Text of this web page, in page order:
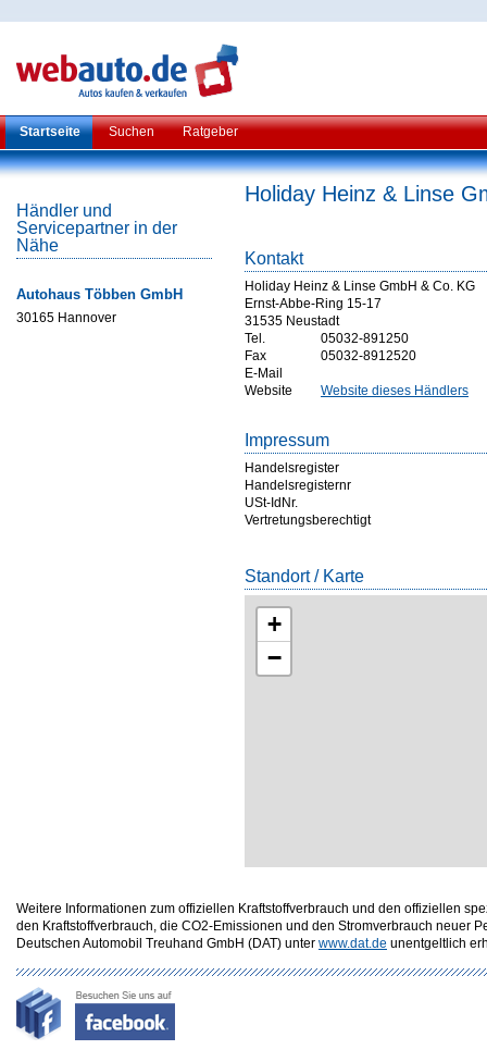
Startseite Suchen Ratgeber
Händler und
Servicepartner in der
Nähe
Autohaus Többen GmbH
30165 Hannover
Holiday Heinz & Linse
Kontakt
Holiday Heinz & Linse GmbH & Co. KG
Ernst-Abbe-Ring 15-17
31535 Neustadt
Tel.
05032-891250
Fax
05032-8912520
E-Mail
Website
Website dieses Händlers
Impressum
Handelsregister
Handelsregisternr
USt-IdNr.
Vertretungsberechtigt
Standort / Karte
+
−
Weitere Informationen zum offiziellen Kraftstoffverbrauch und den offiziellen
den Kraftstoffverbrauch, die CO2-Emissionen und den Stromverbrauch neuer
Deutschen Automobil Treuhand GmbH (DAT) unter www.dat.de unentgeltlich